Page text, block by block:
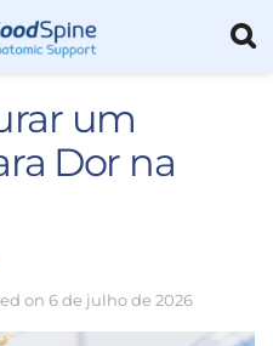
um
Dor na
on 6 de julho de 2026